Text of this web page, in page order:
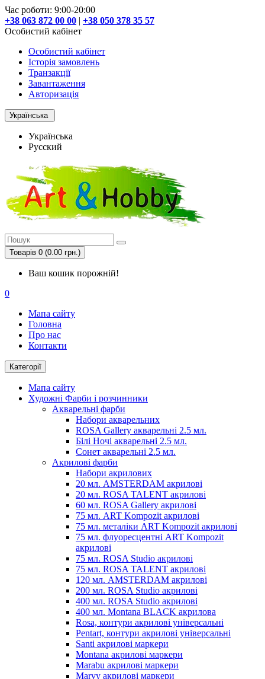
Час роботи: 9:00-20:00
+38 063 872 00 00 | +38 050 378 35 57
Особистий кабінет
Особистий кабінет
Історія замовлень
Транзакції
Завантаження
Авторизація
Українська
Українська
Русский
Товарів 0 (0.00 грн.)
Ваш кошик порожній!
0
Мапа сайту
Головна
Про нас
Контакти
Категорії
Мапа сайту
Художні Фарби і розчинники
Акварельні фарби
Набори акварельних
ROSA Gallery акварельні 2.5 мл.
Білі Ночі акварельні 2.5 мл.
Сонет акварельні 2.5 мл.
Акрилові фарби
Набори акрилових
20 мл. AMSTERDAM акрилові
20 мл. ROSA TALENT акрилові
60 мл. ROSA Gallery акрилові
75 мл. ART Kompozit акрилові
75 мл. металіки ART Kompozit акрилові
75 мл. флуоресцентні ART Kompozit
акрилові
75 мл. ROSA Studio акрилові
75 мл. ROSA TALENT акрилові
120 мл. AMSTERDAM акрилові
200 мл. ROSA Studio акрилові
400 мл. ROSA Studio акрилові
400 мл. Montana BLACK акрилова
Rosa, контури акрилові універсальні
Pentart, контури акрилові універсальні
Santi акрилові маркери
Montana акрилові маркери
Marabu акрилові маркери
Marvy акрилові маркери